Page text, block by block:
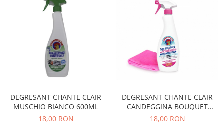
DEGRESANT CHANTE CLAIR
MUSCHIO BIANCO 600ML
18,00 RON
DEGRESANT CHANTE CLAIR
CANDEGGINA BOUQUET
FIORITO 625ML
18,00 RON